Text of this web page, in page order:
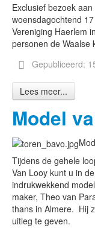
Exclusief bezoek
woensdagochtend
Vereniging Haerlem
personen de Waalse
Gepubliceerd:
Lees meer...
Model
Tijdens de gehele
Van Looy kunt u in
indrukwekkend
maker, Theo van
thans in Almere. Hij
uitleg te geven.